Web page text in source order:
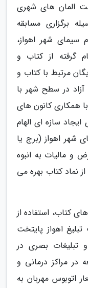
المان های شهری
برگزاری مسابقه
سیمای شهر اهواز،
گرفته از کتاب و
مرتبط با کتاب و
آزاد در سطح شهر با
همکاری کانون های
سازه ای الهام
شهر اهواز (برج یا
و مالیات به انبوه
نماد کتاب بهره می
کتاب، استفاده از
اهواز پایتخت
تبلیغات بصری در
در مراکز درمانی و
اتوبوس مهربان به